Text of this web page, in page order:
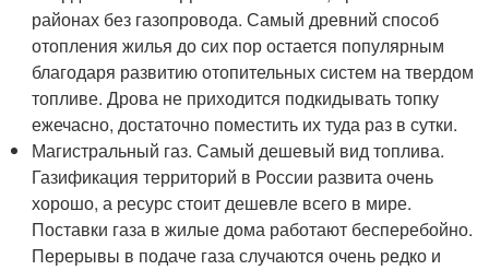
районах без газопровода. Самый древний способ
отопления жилья до сих пор остается популярным
благодаря развитию отопительных систем на твердом
топливе. Дрова не приходится подкидывать топку
ежечасно, достаточно поместить их туда раз в сутки.
Магистральный газ. Самый дешевый вид топлива.
Газификация территорий в России развита очень
хорошо, а ресурс стоит дешевле всего в мире.
Поставки газа в жилые дома работают бесперебойно.
Перерывы в подаче газа случаются очень редко и